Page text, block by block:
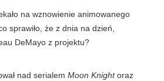
na wznowienie animowanego
sprawiło, że z dnia na dzień,
DeMayo z projektu?
nad serialem Moon Knightoraz